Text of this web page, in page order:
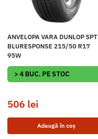
ANVELOPA VARA DUNLOP SPT
BLURESPONSE 215/50 R17
95W
> 4 BUC. PE STOC
506 lei
Adaugă în coș